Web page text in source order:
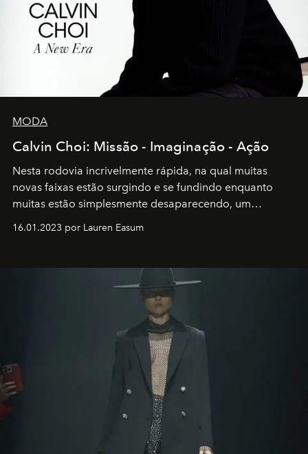
MODA
Calvin Choi: Missão - Imaginação - Ação
Nesta rodovia incrivelmente rápida, na qual muitas
novas faixas estão surgindo e se fundindo enquanto
muitas estão simplesmente desaparecendo, um
transportador AMTD abrindo caminho para muitos
por propósitos, com um claro senso de missão na vida e
16.01.2023 por Lauren Easum